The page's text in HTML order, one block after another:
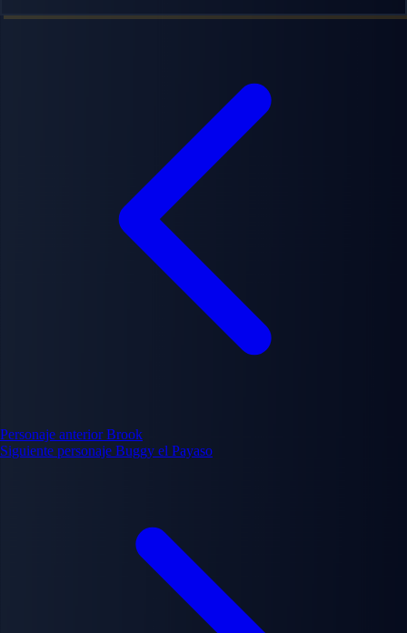
Personaje anterior Brook
Siguiente personaje Buggy el Payaso